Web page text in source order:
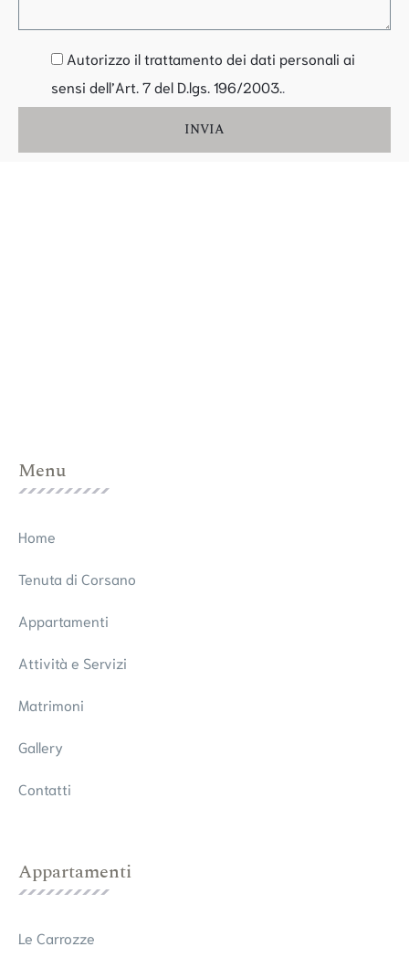
Autorizzo il trattamento dei dati personali ai
sensi dell’Art. 7 del D.lgs. 196/2003.
Menu
Home
Tenuta di Corsano
Appartamenti
Attività e Servizi
Matrimoni
Gallery
Contatti
Appartamenti
Le Carrozze